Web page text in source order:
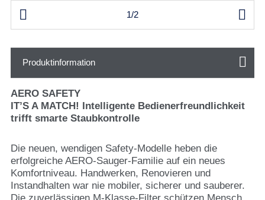
 1/2 
Produktinformation
AERO SAFETY
IT’S A MATCH! Intelligente Bedienerfreundlichkeit
trifft smarte Staubkontrolle
Die neuen, wendigen Safety-Modelle heben die
erfolgreiche AERO-Sauger-Familie auf ein neues
Komfortniveau. Handwerken, Renovieren und
Instandhalten war nie mobiler, sicherer und sauberer.